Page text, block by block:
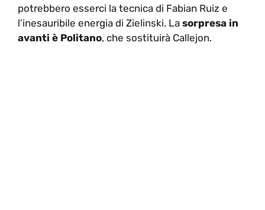
potrebbero esserci la tecnica di Fabian Ruiz e
l’inesauribile energia di Zielinski. La sorpresa in
avanti è Politano, che sostituirà Callejon.